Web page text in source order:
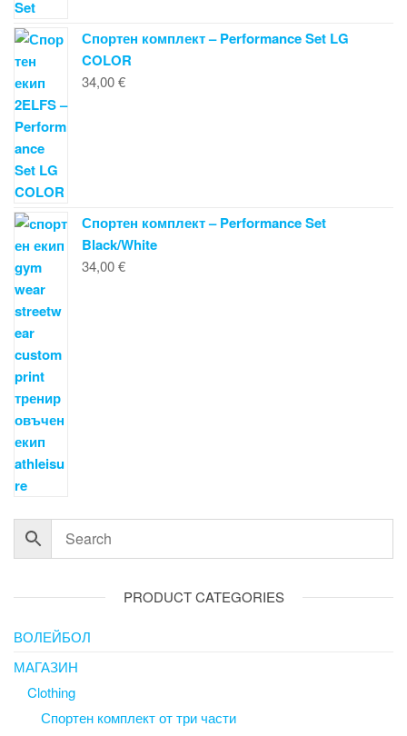
Спортен комплект – Performance Set LG
COLOR
34,00€
Спортен комплект – Performance Set
Black/White
34,00€
PRODUCT CATEGORIES
ВОЛЕЙБОЛ
МАГАЗИН
Clothing
Спортен комплект от три части